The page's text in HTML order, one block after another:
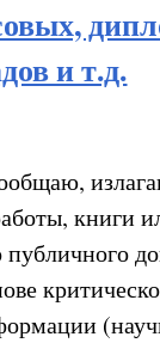
и т.д.
книги